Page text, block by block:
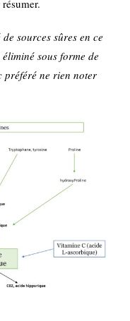
sources sûres en ce
sous forme de
préféré ne rien noter